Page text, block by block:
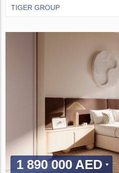
TIGER GROUP
1 890 000 AED